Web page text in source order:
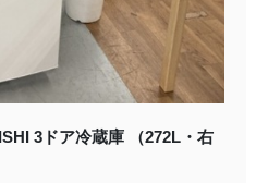
3ドア冷蔵庫 （272L・右